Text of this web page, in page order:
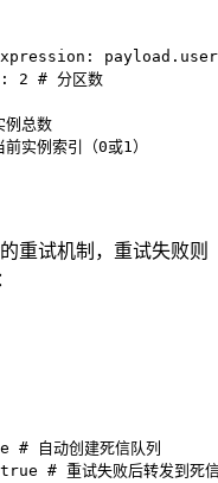
2 # 分区数
总数
实例索引（0或1）
重试机制，重试失败则
# 自动创建死信队列
true # 重试失败后转发到死